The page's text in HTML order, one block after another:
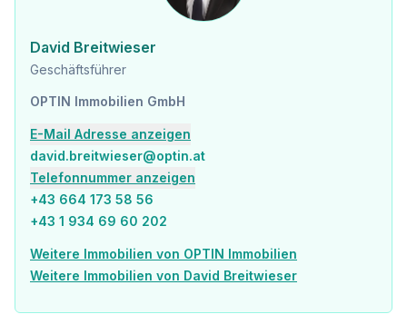
David Breitwieser
Geschäftsführer
OPTIN Immobilien GmbH
E-Mail Adresse anzeigen
david.breitwieser@optin.at
Telefonnummer anzeigen
+43 664 173 58 56
+43 1 934 69 60 202
Weitere Immobilien von OPTIN Immobilien
Weitere Immobilien von David Breitwieser